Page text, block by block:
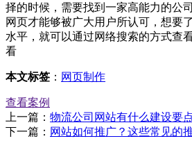
择的时候，需要找到一家高能力的公
网页才能够被广大用户所认可，想要
水平，就可以通过网络搜索的方式查
看
本文标签 ： 网页制作
查看案例
上一篇： 物流公司网站有什么建设要
下一篇： 网站如何推广？这些常见的